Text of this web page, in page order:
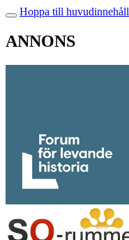
Hoppa till huvudinnehåll
ANNONS